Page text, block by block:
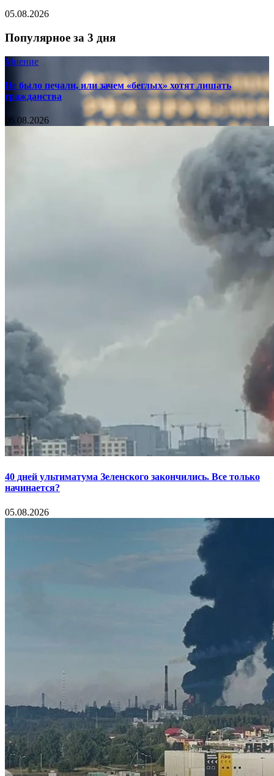
05.08.2026
Популярное за 3 дня
Мнение
Не было печали, или зачем «беглых» хотят лишать
гражданства
06.08.2026
40 дней ультиматума Зеленского закончились. Все только
начинается?
05.08.2026